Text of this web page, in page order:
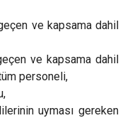
ve kapsama dahil
ve kapsama dahil
personeli,
uyması gereken